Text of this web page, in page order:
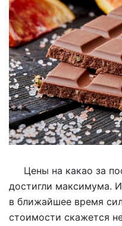
Цены на какао за
достигли максимума.
в ближайшее время
стоимости скажется